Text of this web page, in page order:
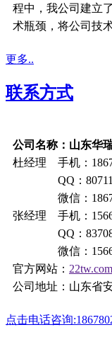
程中，我公司建立
术瓶颈，将公司技
更多..
联系方式
公司名称：山东华
杜经理 手机：
QQ：
微信：
张经理 手机：
QQ：
微信：
官方网站： 22tw.com
公司地址：山东省
点击电话咨询